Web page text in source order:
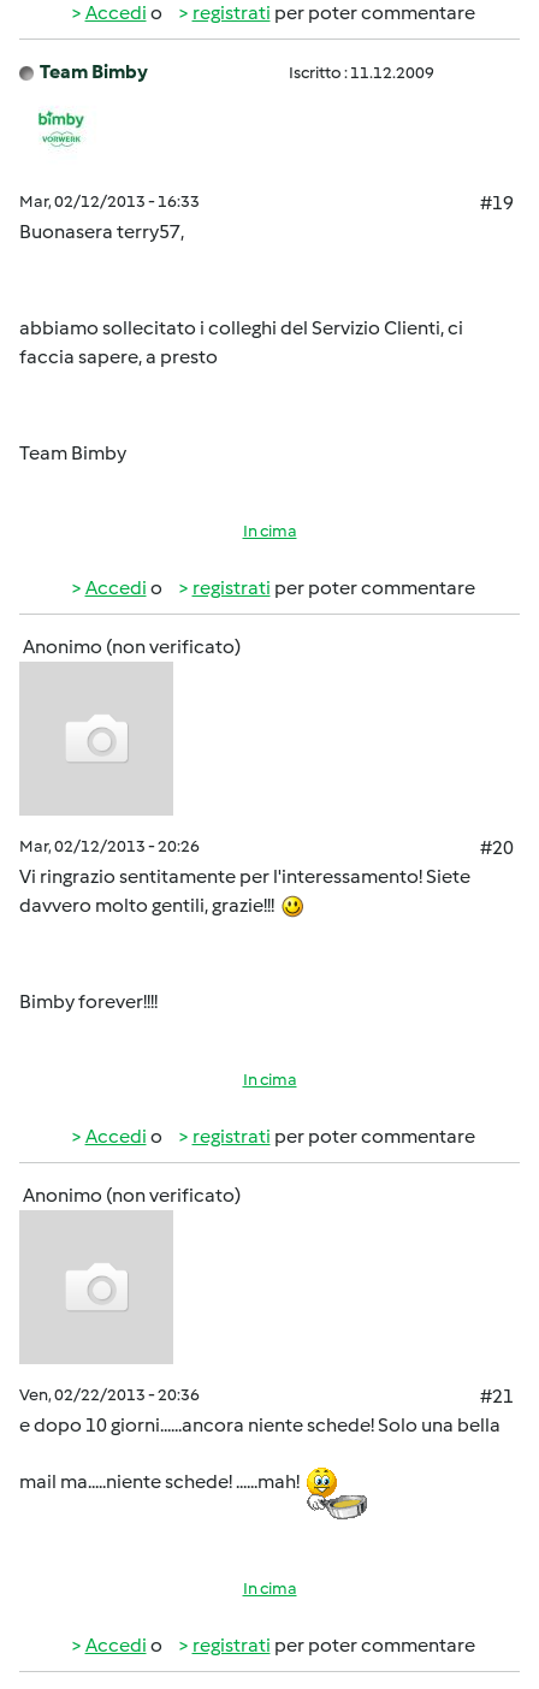
Accedi o registrati per poter commentare
Team Bimby Iscritto : 11.12.2009
Mar, 02/12/2013 - 16:33
#19
Buonasera terry57,
abbiamo sollecitato i colleghi del Servizio Clienti, ci
faccia sapere, a presto
Team Bimby
In cima
Accedi o registrati per poter commentare
Anonimo (non verificato)
Mar, 02/12/2013 - 20:26
#20
Vi ringrazio sentitamente per l'interessamento! Siete
davvero molto gentili, grazie!!!
Bimby forever!!!!
In cima
Accedi o registrati per poter commentare
Anonimo (non verificato)
Ven, 02/22/2013 - 20:36
#21
e dopo 10 giorni......ancora niente schede! Solo una bella
mail ma.....niente schede! ......mah!
In cima
Accedi o registrati per poter commentare